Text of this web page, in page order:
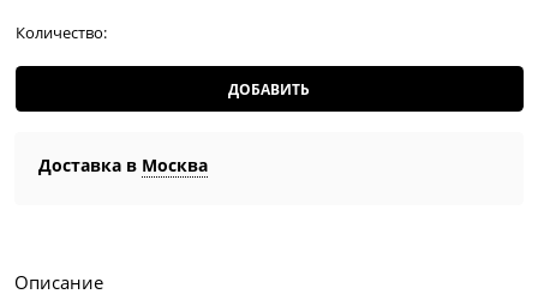
Количество:
ДОБАВИТЬ
Доставка в Москва
Описание